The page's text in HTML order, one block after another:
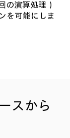
の演算処理）
を可能にしま
スから